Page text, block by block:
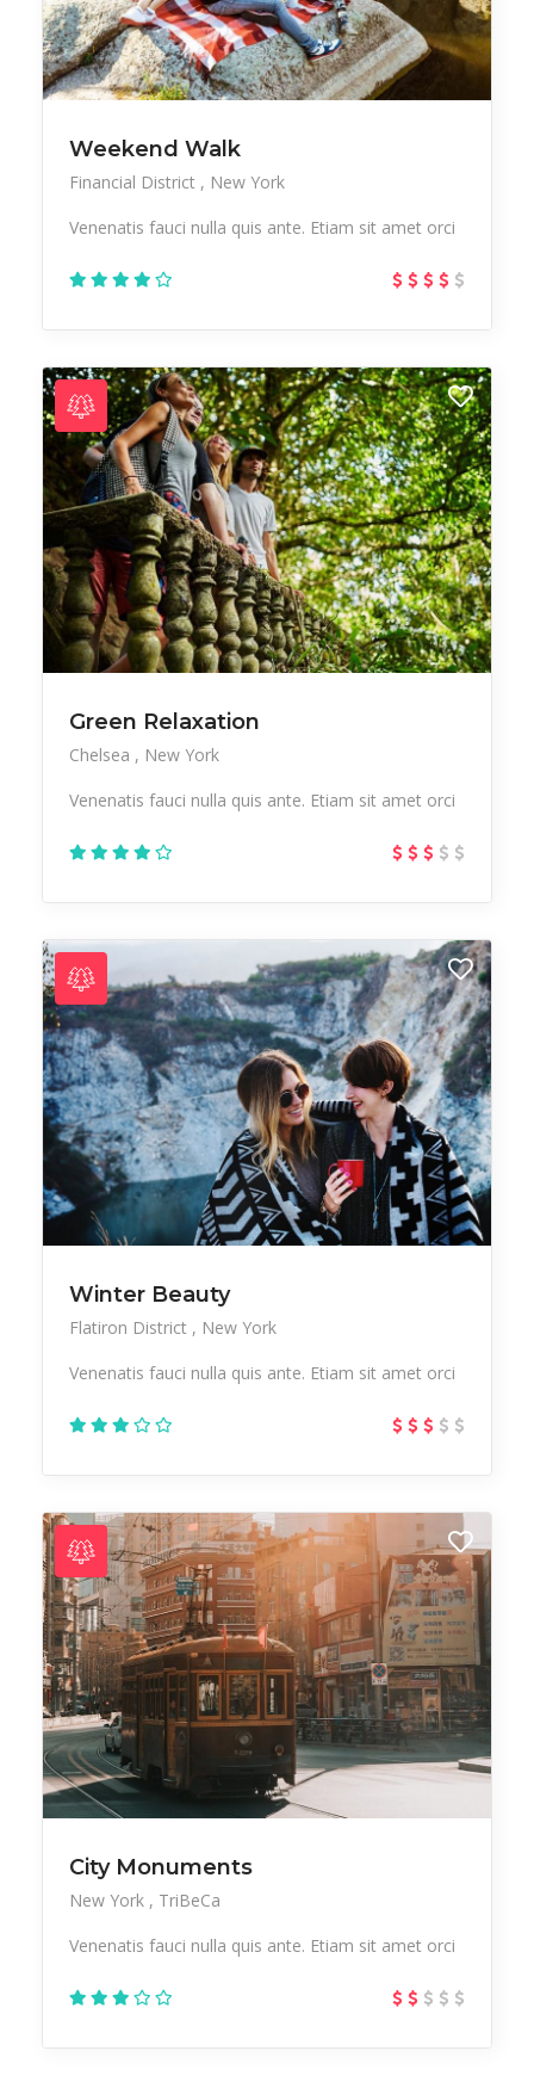
Weekend Walk
Financial District
New York
Venenatis fauci nulla quis ante. Etiam sit amet orci
Green Relaxation
Chelsea
New York
Venenatis fauci nulla quis ante. Etiam sit amet orci
Winter Beauty
Flatiron District
New York
Venenatis fauci nulla quis ante. Etiam sit amet orci
City Monuments
New York
TriBeCa
Venenatis fauci nulla quis ante. Etiam sit amet orci